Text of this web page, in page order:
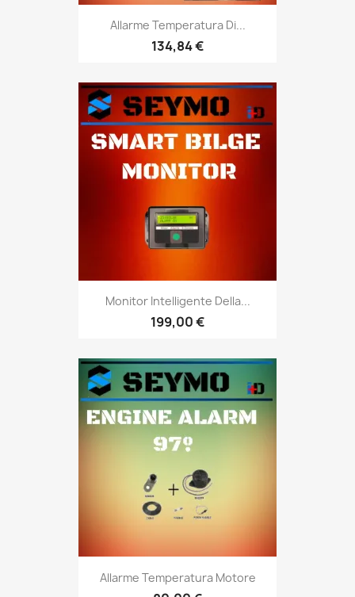
Allarme Temperatura Di...
134,84 €
Monitor Intelligente Della...
199,00 €
Allarme Temperatura Motore